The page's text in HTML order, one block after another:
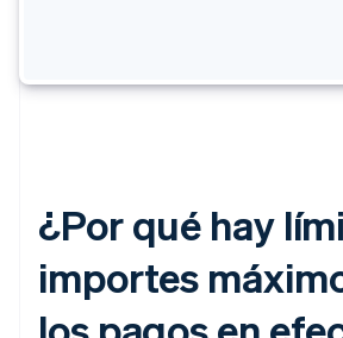
¿Por qué hay
importes